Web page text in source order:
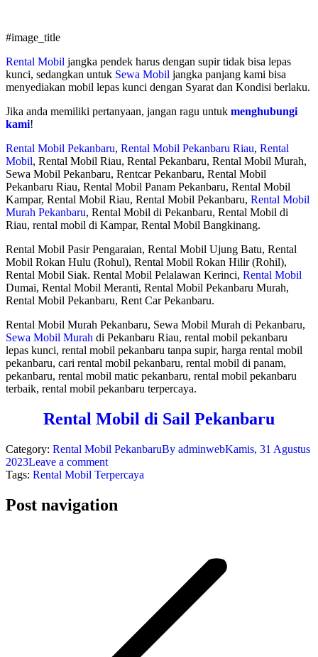
#image_title
Rental Mobil jangka pendek harus dengan supir tidak bisa lepas
kunci, sedangkan untuk Sewa Mobil jangka panjang kami bisa
menyediakan mobil lepas kunci dengan Syarat dan Kondisi berlaku.
Jika anda memiliki pertanyaan, jangan ragu untuk menghubungi
kami!
Rental Mobil Pekanbaru, Rental Mobil Pekanbaru Riau, Rental
Mobil, Rental Mobil Riau, Rental Pekanbaru, Rental Mobil Murah,
Sewa Mobil Pekanbaru, Rentcar Pekanbaru, Rental Mobil
Pekanbaru Riau, Rental Mobil Panam Pekanbaru, Rental Mobil
Kampar, Rental Mobil Riau, Rental Mobil Pekanbaru, Rental Mobil
Murah Pekanbaru, Rental Mobil di Pekanbaru, Rental Mobil di
Riau, rental mobil di Kampar, Rental Mobil Bangkinang.
Rental Mobil Pasir Pengaraian, Rental Mobil Ujung Batu, Rental
Mobil Rokan Hulu (Rohul), Rental Mobil Rokan Hilir (Rohil),
Rental Mobil Siak. Rental Mobil Pelalawan Kerinci, Rental Mobil
Dumai, Rental Mobil Meranti, Rental Mobil Pekanbaru Murah,
Rental Mobil Pekanbaru, Rent Car Pekanbaru.
Rental Mobil Murah Pekanbaru, Sewa Mobil Murah di Pekanbaru,
Sewa Mobil Murah di Pekanbaru Riau, rental mobil pekanbaru
lepas kunci, rental mobil pekanbaru tanpa supir, harga rental mobil
pekanbaru, cari rental mobil pekanbaru, rental mobil di panam,
pekanbaru, rental mobil matic pekanbaru, rental mobil pekanbaru
terbaik, rental mobil pekanbaru terpercaya.
Rental Mobil di Sail Pekanbaru
Category: Rental Mobil PekanbaruBy adminwebKamis, 31 Agustus
2023Leave a comment
Tags: Rental Mobil Terpercaya
Post navigation